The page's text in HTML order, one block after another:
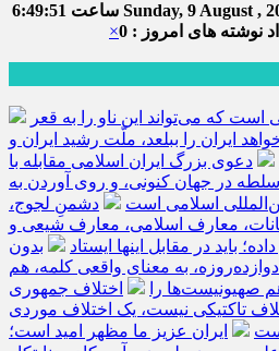
Sunday, 9 August , ساعت 6:49:52
نوشته های امروز : 0 ×
است که می‌تواند این ناو را به قعر
ایران را ببلعد، ملّت رشید ایران و
دعوی بزرگ ایران اسلامی مقابله با
سلطه در جهان کنونی، و روی آوردن به
اسلامی است
دشمنِ لجوج،
معارف اسلامی، معارف شیعی و
باید در مقابل اینها ایستاد
بدون
به معنای واقعی کلمه، هم
صهیونیست‌ها را
اختلاف جمهوری
تاکتیکی نیست، یک اختلاف موردی
ایران عزیز ما مظهر امید است؛